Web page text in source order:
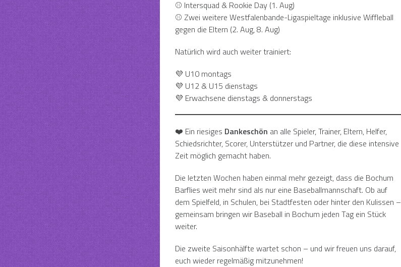
⚾ Intersquad & Rookie Day (1. Aug)
⚾ Zwei weitere Westfalenbande-Ligaspieltage inklusive Wiffleball
gegen die Eltern (2. Aug, 8. Aug)
Natürlich wird auch weiter trainiert:
💜 U10 montags
💜 U12 & U15 dienstags
💜 Erwachsene dienstags & donnerstags
❤️ Ein riesiges Dankeschön an alle Spieler, Trainer, Eltern, Helfer,
Schiedsrichter, Scorer, Unterstützer und Partner, die diese intensive
Zeit möglich gemacht haben.
Die letzten Wochen haben einmal mehr gezeigt, dass die Bochum
Barflies weit mehr sind als nur eine Baseballmannschaft. Ob auf
dem Spielfeld, in Schulen, bei Stadtfesten oder hinter den Kulissen –
gemeinsam bringen wir Baseball in Bochum jeden Tag ein Stück
weiter.
Die zweite Saisonhälfte wartet schon – und wir freuen uns darauf,
euch wieder regelmäßig mitzunehmen!